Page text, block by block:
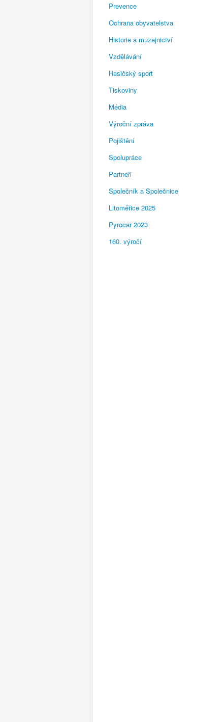
Prevence
Ochrana obyvatelstva
Historie a muzejnictví
Vzdělávání
Hasičský sport
Tiskoviny
Média
Výroční zpráva
Pojištění
Spolupráce
Partneři
Společník a Společnice
Litoměřice 2025
Pyrocar 2023
160. výročí